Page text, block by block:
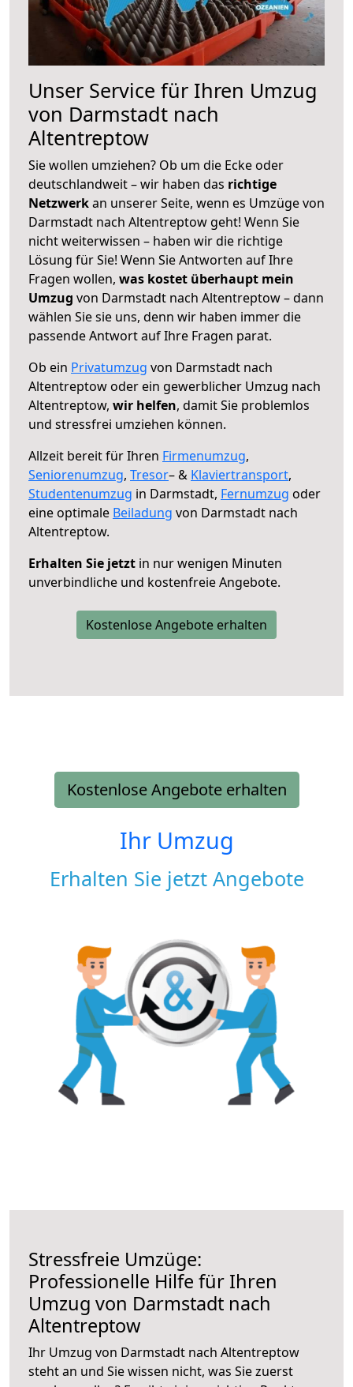
Unser Service für Ihren Umzug
von Darmstadt nach
Altentreptow
Sie wollen umziehen? Ob um die Ecke oder
deutschlandweit – wir haben das richtige
Netzwerkan unserer Seite, wenn es Umzüge von
Darmstadt nach Altentreptow geht! Wenn Sie
nicht weiterwissen – haben wir die richtige
Lösung für Sie! Wenn Sie Antworten auf Ihre
Fragen wollen, was kostet überhaupt mein
Umzug von Darmstadt nach Altentreptow – dann
wählen Sie sie uns, denn wir haben immer die
passende Antwort auf Ihre Fragen parat.
Ob ein Privatumzug von Darmstadt nach
Altentreptow oder ein gewerblicher Umzug nach
Altentreptow, wir helfen, damit Sie problemlos
und stressfrei umziehen können.
Allzeit bereit für Ihren Firmenumzug,
Seniorenumzug, Tresor– & Klaviertransport,
Studentenumzug in Darmstadt, Fernumzug oder
eine optimale Beiladung von Darmstadt nach
Altentreptow.
Erhalten Sie jetzt in nur wenigen Minuten
unverbindliche und kostenfreie Angebote.
Kostenlose Angebote erhalten
Kostenlose Angebote erhalten
Ihr Umzug
Erhalten Sie jetzt Angebote
Stressfreie Umzüge:
Professionelle Hilfe für Ihren
Umzug von Darmstadt nach
Altentreptow
Ihr Umzug von Darmstadt nach Altentreptow
steht an und Sie wissen nicht, was Sie zuerst